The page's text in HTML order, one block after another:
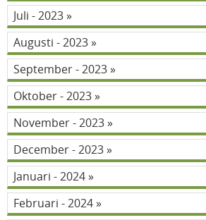
Juli - 2023
Augusti - 2023
September - 2023
Oktober - 2023
November - 2023
December - 2023
Januari - 2024
Februari - 2024